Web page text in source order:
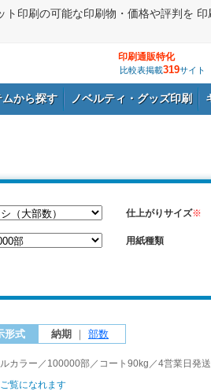
ト印刷の可能な印刷物・価格や評判を 印
印刷通販特化
比較表掲載319サイト
ムから探す ノベルティ・グッズ印刷
仕上がりサイズ※
用紙種類
形式 納期 ｜ 部数
カラー／100000部／コート90kg／4営業日発
覧になれます